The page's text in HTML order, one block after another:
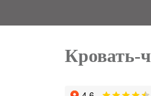
Кровать-